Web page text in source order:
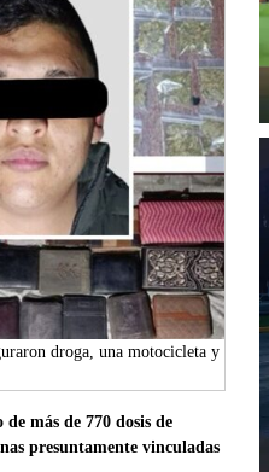
droga, una motocicleta y
más de 770 dosis de
presuntamente vinculadas